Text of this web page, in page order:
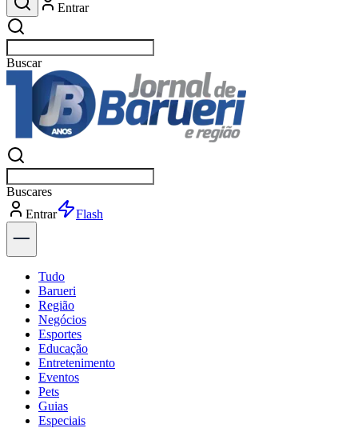
Entrar
Buscarpolítica
Buscarpolítica
Entrar
Explorar
Tudo
Barueri
Região
Negócios
Esportes
Educação
Entretenimento
Eventos
Pets
Guias
Especiais